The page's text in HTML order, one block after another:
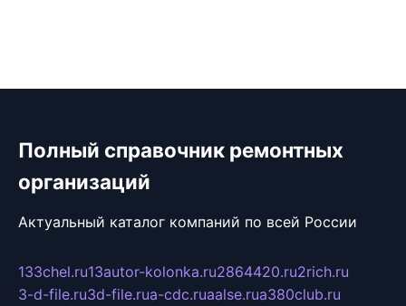
Полный справочник ремонтных
организаций
Актуальный каталог компаний по всей России
133chel.ru13autor-kolonka.ru2864420.ru2rich.ru
3-d-file.ru3d-file.rua-cdc.ruaalse.rua380club.ru